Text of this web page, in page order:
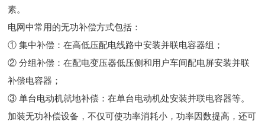
素。
电网中常用的无功补偿方式包括：
① 集中补偿：在高低压配电线路中安装并联电容器组；
② 分组补偿：在配电变压器低压侧和用户车间配电屏安装并联
补偿电容器；
③ 单台电动机就地补偿：在单台电动机处安装并联电容器等。
加装无功补偿设备，不仅可使功率消耗小，功率因数提高，还可